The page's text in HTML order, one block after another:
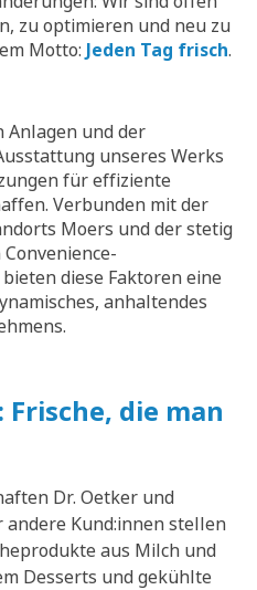
zu optimieren und neu zu
Motto: Jeden Tag frisch.
Anlagen und der
unseres Werks
für effiziente
Verbunden mit der
Moers und der stetig
diese Faktoren eine
anhaltendes
die man
Dr. Oetker und
Kund:innen stellen
aus Milch und
Desserts und gekühlte